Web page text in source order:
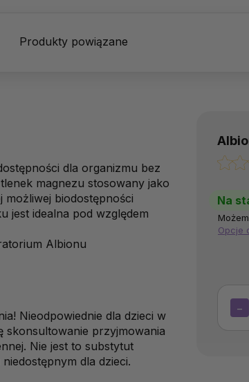
Produkty powiązane
dla organizmu bez
magnezu stosowany jako
możliwej biodostępności
jest idealna pod względem
Albionu
Nieodpowiednie dla dzieci w
skonsultowanie przyjmowania
Nie jest to substytut
dla dzieci.
Na
Opcje
−